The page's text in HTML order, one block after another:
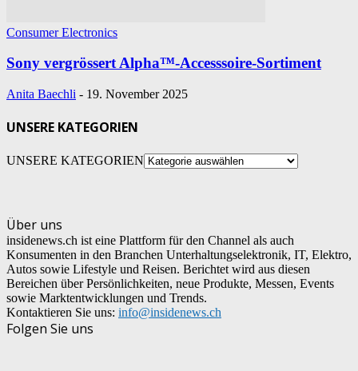
Consumer Electronics
Sony vergrössert Alpha™-Accesssoire-Sortiment
Anita Baechli - 19. November 2025
UNSERE KATEGORIEN
UNSERE KATEGORIEN
Über uns
insidenews.ch ist eine Plattform für den Channel als auch
Konsumenten in den Branchen Unterhaltungselektronik, IT, Elektro,
Autos sowie Lifestyle und Reisen. Berichtet wird aus diesen
Bereichen über Persönlichkeiten, neue Produkte, Messen, Events
sowie Marktentwicklungen und Trends.
Kontaktieren Sie uns: info@insidenews.ch
Folgen Sie uns